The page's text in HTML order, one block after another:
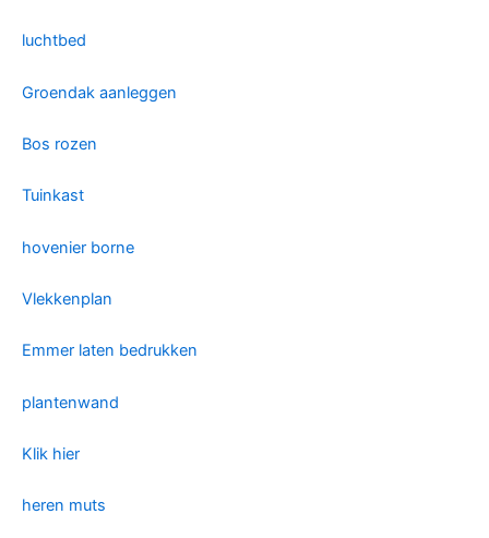
luchtbed
Groendak aanleggen
Bos rozen
Tuinkast
hovenier borne
Vlekkenplan
Emmer laten bedrukken
plantenwand
Klik hier
heren muts